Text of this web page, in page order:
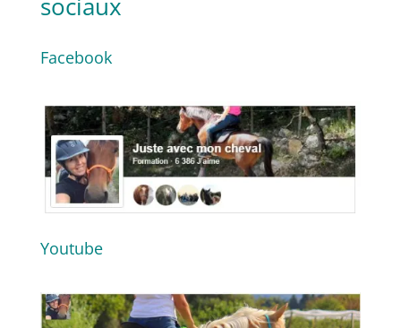
Facebook
Youtube